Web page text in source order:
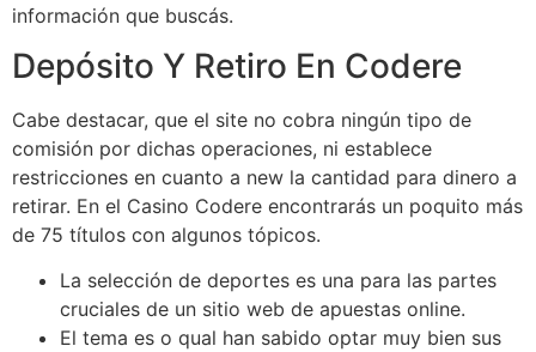
información que buscás.
Depósito Y Retiro En Codere
Cabe destacar, que el site no cobra ningún tipo de
comisión por dichas operaciones, ni establece
restricciones en cuanto a new la cantidad para dinero a
retirar. En el Casino Codere encontrarás un poquito más
de 75 títulos con algunos tópicos.
La selección de deportes es una para las partes
cruciales de un sitio web de apuestas online.
El tema es o qual han sabido optar muy bien sus